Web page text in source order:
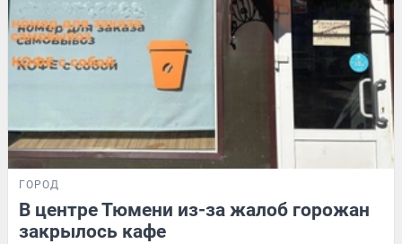
ГОРОД
В центре Тюмени из-за жалоб горожан
закрылось кафе